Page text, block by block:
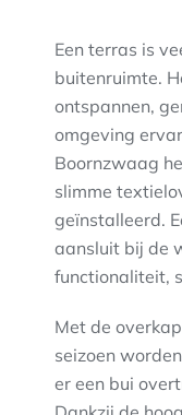
Een terras is
buitenruimte.
ontspannen,
omgeving
Boornzwaag
slimme
geïnstalleerd.
aansluit bij de
functionaliteit,
Met de
seizoen
er een bui